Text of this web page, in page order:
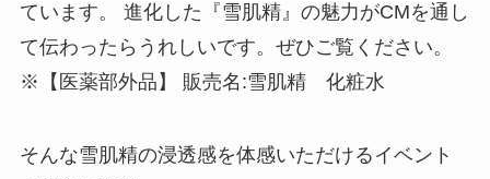
ています。 進化した『雪肌精』の魅力がCMを通し
て伝わったらうれしいです。ぜひご覧ください。
※【医薬部外品】 販売名:雪肌精 化粧水
そんな雪肌精の浸透感を体感いただけるイベント